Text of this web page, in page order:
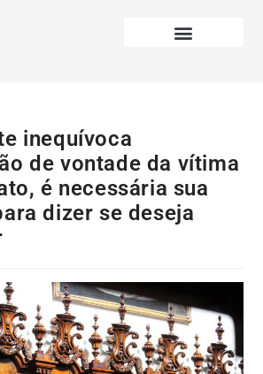
inequívoca
de vontade da vítima
é necessária sua
dizer se deseja